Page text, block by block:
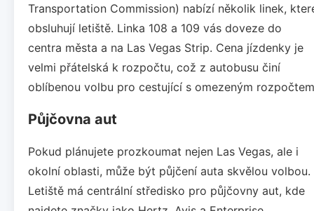
Transportation Commission) nabízí několik linek,
obsluhují letiště. Linka 108 a 109 vás doveze do
centra města a na Las Vegas Strip. Cena jízdenky je
velmi přátelská k rozpočtu, což z autobusu činí
oblíbenou volbu pro cestující s omezeným
Půjčovna aut
Pokud plánujete prozkoumat nejen Las Vegas, ale i
okolní oblasti, může být půjčení auta skvělou volbou.
Letiště má centrální středisko pro půjčovny aut, kde